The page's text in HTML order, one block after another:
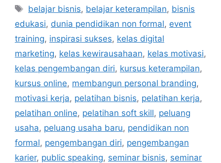
belajar bisnis, belajar keterampilan, bisnis
edukasi, dunia pendidikan non formal, event
training, inspirasi sukses, kelas digital
marketing, kelas kewirausahaan, kelas motivasi,
kelas pengembangan diri, kursus keterampilan,
kursus online, membangun personal branding,
motivasi kerja, pelatihan bisnis, pelatihan kerja,
pelatihan online, pelatihan soft skill, peluang
usaha, peluang usaha baru, pendidikan non
formal, pengembangan diri, pengembangan
karier, public speaking, seminar bisnis, seminar